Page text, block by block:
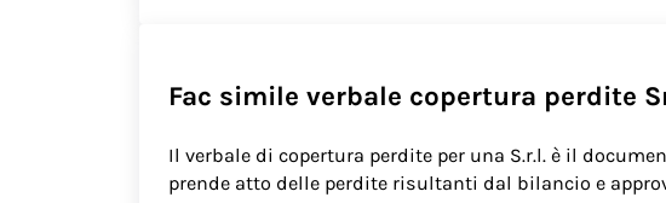
Fac simile verbale copertura perdite
Il verbale di copertura perdite per una S.r.l. è il
prende atto delle perdite risultanti dal bilancio e